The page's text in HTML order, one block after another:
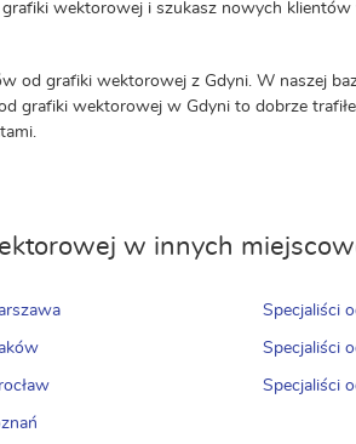
grafiki wektorowej i szukasz nowych
od grafiki wektorowej z Gdyni. W naszej
grafiki wektorowej w Gdyni to dobrze
w innych
Specjaliści
Specjaliści
Specjaliści